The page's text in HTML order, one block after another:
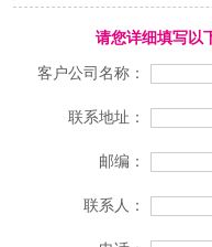
请您详细填写以
客户公司名称：
联系地址：
邮编：
联系人：